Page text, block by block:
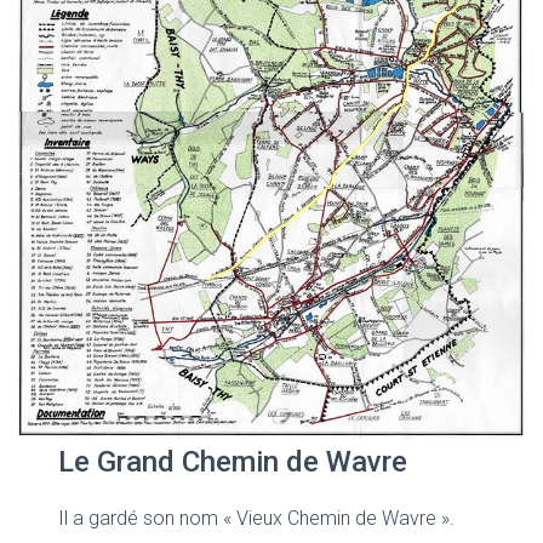
Le Grand Chemin de Wavre
Il a gardé son nom « Vieux Chemin de Wavre ».